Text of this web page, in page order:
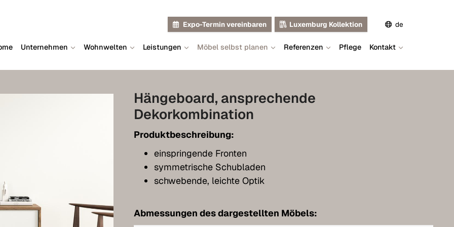
Expo-Termin vereinbaren Luxemburg Kollektion de
en
fr
Unternehmen Wohnwelten Leistungen Möbel selbst planen Referenzen Pflege Kontakt
Hängeboard, ansprechende
Dekorkombination
Produktbeschreibung:
einspringende Fronten
symmetrische Schubladen
schwebende, leichte Optik
Abmessungen des dargestellten Möbels: